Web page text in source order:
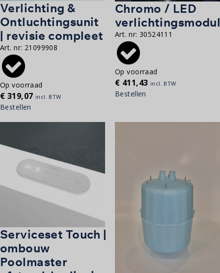
Verlichting &
Ontluchtingsunit
| revisie compleet
Art. nr: 21099908
Op voorraad
€ 319,07 incl. BTW
Bestellen
Chromo / LED
Art. nr: 30524111
Op voorraad
€ 411,43 incl. BTW
Bestellen
Serviceset Touch |
ombouw
Poolmaster